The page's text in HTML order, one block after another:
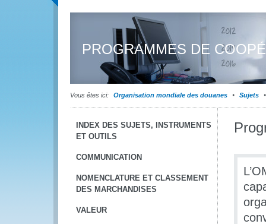
PROGRAMMES DE
Vous êtes ici: Organisation mondiale des douanes Sujets
INDEX DES SUJETS, INSTRUMENTS
ET OUTILS
COMMUNICATION
NOMENCLATURE ET CLASSEMENT
DES MARCHANDISES
VALEUR